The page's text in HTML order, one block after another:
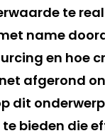
te
name
en hoe
afgerond
dit
bieden die